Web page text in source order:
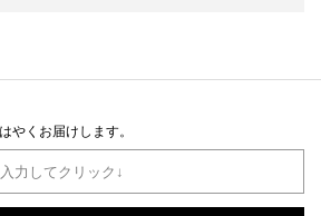
やくお届けします。